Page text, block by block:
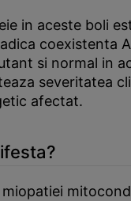
in aceste boli
coexistenta
si normal in
severitatea
afectat.